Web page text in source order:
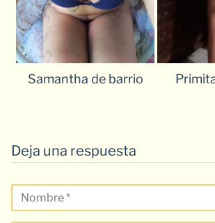
Samantha de barrio
Deja una respuesta